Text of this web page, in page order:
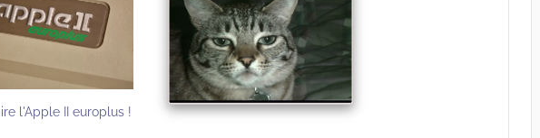
l'Apple II europlus !